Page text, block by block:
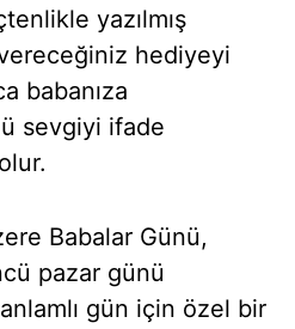
yazılmış
hediyeyi
babanıza
sevgiyi ifade
Babalar Günü,
pazar günü
gün için özel bir